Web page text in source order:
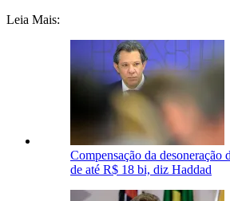
Leia Mais:
Compensação da desoneração
de até R$ 18 bi, diz Haddad